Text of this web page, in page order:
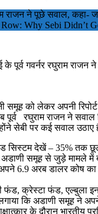
राजन ने पूछे सवाल,
Why Sebi Didn’t
पूर्व गवर्नर रघुराम
समूह को लेकर अपनी
अब पूर्व रघुराम राजन ने
सेबी पर कई सवाल उठाए
सिस्टम देखें – 35% तक
अडाणी समूह से जुड़े मामले में
6.9 अरब डालर कोष
फंड, क्रेस्टा फंड,
कि अडाणी समूह ने
के दौरान